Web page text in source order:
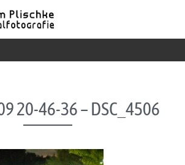
20-46-36 – DSC_4506